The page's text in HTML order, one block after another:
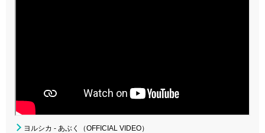
ヨルシカ - あぶく（OFFICIAL VIDEO）